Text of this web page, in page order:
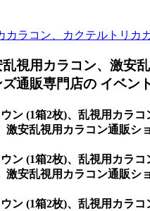
ラコン、カクテルトリ
視用カラコン、激安
通販専門店の イベン
ン (1箱2枚)、乱視用カ
安乱視用カラコン通販シ
ン (1箱2枚)、乱視用カ
激安乱視用カラコン通販シ
ン (1箱2枚)、乱視用カ